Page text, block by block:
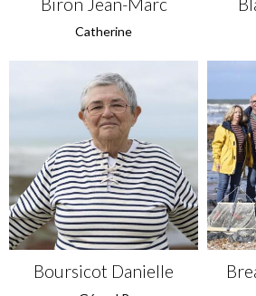
Catherine
Boursicot Danielle